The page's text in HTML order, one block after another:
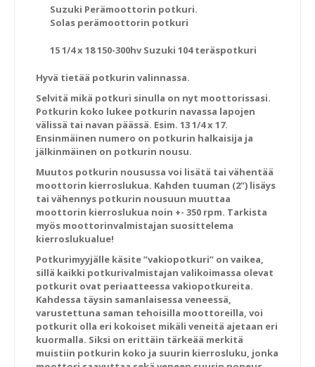
Suzuki Perämoottorin potkuri.
Solas perämoottorin potkuri
15 1/4 x 18 150-300hv Suzuki 104 teräspotkuri
Hyvä tietää potkurin valinnassa.
Selvitä mikä potkuri sinulla on nyt moottorissasi.
Potkurin koko lukee potkurin navassa lapojen
välissä tai navan päässä. Esim. 13 1/4 x 17.
Ensinmäinen numero on potkurin halkaisija ja
jälkinmäinen on potkurin nousu.
Muutos potkurin nousussa voi lisätä tai vähentää
moottorin kierroslukua. Kahden tuuman (2”) lisäys
tai vähennys potkurin nousuun muuttaa
moottorin kierroslukua noin +- 350 rpm. Tarkista
myös moottorinvalmistajan suosittelema
kierroslukualue!
Potkurimyyjälle käsite ”vakiopotkuri” on vaikea,
sillä kaikki potkurivalmistajan valikoimassa olevat
potkurit ovat periaatteessa vakiopotkureita.
Kahdessa täysin samanlaisessa veneessä,
varustettuna saman tehoisilla moottoreilla, voi
potkurit olla eri kokoiset mikäli veneitä ajetaan eri
kuormalla. Siksi on erittäin tärkeää merkitä
muistiin potkurin koko ja suurin kierrosluku, jonka